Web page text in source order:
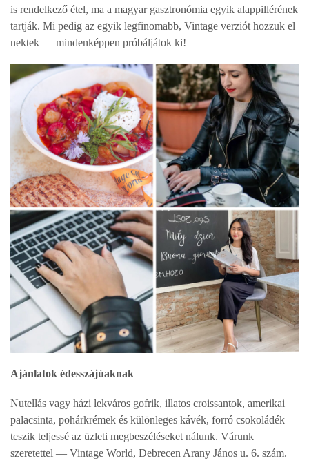
is rendelkező étel, ma a magyar gasztronómia egyik alappillérének
tartják. Mi pedig az egyik legfinomabb, Vintage verziót hozzuk el
nektek — mindenképpen próbáljátok ki!
Ajánlatok édesszájúaknak
Nutellás vagy házi lekváros gofrik, illatos croissantok, amerikai
palacsinta, pohárkrémek és különleges kávék, forró csokoládék
teszik teljessé az üzleti megbeszéléseket nálunk. Várunk
szeretettel — Vintage World, Debrecen Arany János u. 6. szám.